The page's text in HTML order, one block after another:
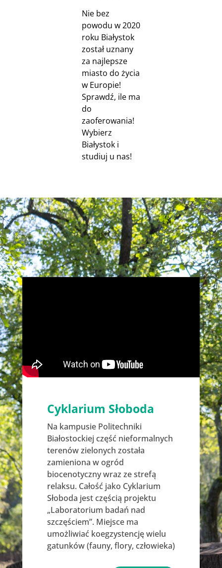
Nie bez
powodu w 2020
roku Białystok
został uznany
za najlepsze
miasto do życia
w Europie!
Sprawdź, ile ma
do
zaoferowania!
Wybierz
Białystok i
studiuj u nas!
Cyklarium Słoboda
Na kampusie Politechniki
Białostockiej część nieformalnych
terenów zielonych została
zamieniona w ogród
biocenotyczny wraz ze strefą
relaksu. Całość jako Cyklarium
Słoboda jest częścią projektu
„Laboratorium badań nad
szczęściem”. Miejsce ma
umożliwiać koegzystencję wielu
gatunków (fauny, flory, człowieka)